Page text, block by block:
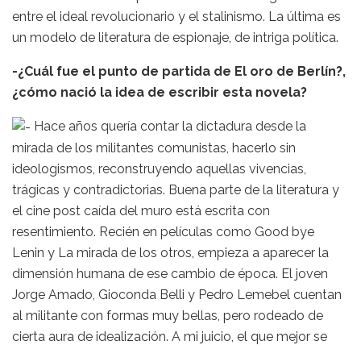
entre el ideal revolucionario y el stalinismo. La última es
un modelo de literatura de espionaje, de intriga política.
-¿Cuál fue el punto de partida de El oro de Berlín?,
¿cómo nació la idea de escribir esta novela?
Hace años quería contar la dictadura desde la
mirada de los militantes comunistas, hacerlo sin
ideologismos, reconstruyendo aquellas vivencias,
trágicas y contradictorias. Buena parte de la literatura y
el cine post caída del muro está escrita con
resentimiento. Recién en películas como Good bye
Lenin y La mirada de los otros, empieza a aparecer la
dimensión humana de ese cambio de época. El joven
Jorge Amado, Gioconda Belli y Pedro Lemebel cuentan
al militante con formas muy bellas, pero rodeado de
cierta aura de idealización. A mi juicio, el que mejor se